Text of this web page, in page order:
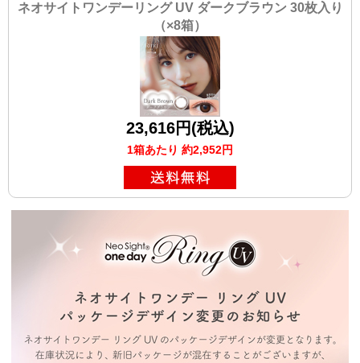
ネオサイトワンデーリング UV ダークブラウン 30枚入り
（×8箱）
23,616円(税込)
1箱あたり 約2,952円